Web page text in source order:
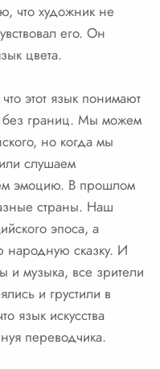
что художник не
его. Он
цвета.
этот язык понимают
без границ. Мы можем
но когда мы
слушаем
эмоцию. В прошлом
страны. Наш
эпоса, а
народную сказку. И
и музыка, все зрители
и грустили в
язык искусства
переводчика.